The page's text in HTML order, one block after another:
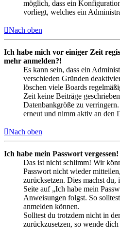
möglich, dass ein
vorliegt, welches ein
Nach oben
Ich habe mich vor einiger Zeit
mehr anmelden?!
Es kann sein, dass ein
verschieden Gründen
löschen viele Boards
Zeit keine Beiträge
Datenbankgröße zu
erneut und nimm aktiv an den
Nach oben
Ich habe mein Passwort vergessen!
Das ist nicht schlimm! Wir
Passwort nicht wieder
zurücksetzen. Dies machst
Seite auf „Ich habe mein
Anweisungen folgst. So
anmelden können.
Solltest du trotzdem nicht in
zurückzusetzen, so wende